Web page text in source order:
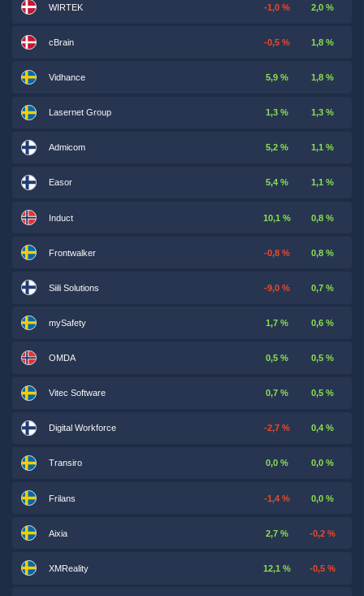
WIRTEK -1,0 % 2,0 %
cBrain -0,5 % 1,8 %
Vidhance 5,9 % 1,8 %
Lasernet Group 1,3 % 1,3 %
Admicom 5,2 % 1,1 %
Easor 5,4 % 1,1 %
Induct 10,1 % 0,8 %
Frontwalker -0,8 % 0,8 %
Siili Solutions -9,0 % 0,7 %
mySafety 1,7 % 0,6 %
OMDA 0,5 % 0,5 %
Vitec Software 0,7 % 0,5 %
Digital Workforce -2,7 % 0,4 %
Transiro 0,0 % 0,0 %
Frilans -1,4 % 0,0 %
Aixia 2,7 % -0,2 %
XMReality 12,1 % -0,5 %